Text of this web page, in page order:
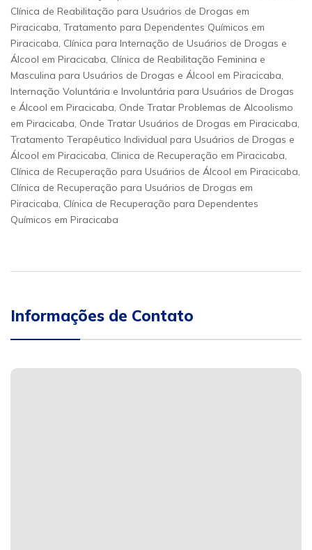
Clínica de Reabilitação para Usuários de Drogas em
Piracicaba, Tratamento para Dependentes Químicos em
Piracicaba, Clínica para Internação de Usuários de Drogas e
Álcool em Piracicaba, Clínica de Reabilitação Feminina e
Masculina para Usuários de Drogas e Álcool em Piracicaba,
Internação Voluntária e Involuntária para Usuários de Drogas
e Álcool em Piracicaba, Onde Tratar Problemas de Alcoolismo
em Piracicaba, Onde Tratar Usuários de Drogas em Piracicaba,
Tratamento Terapêutico Individual para Usuários de Drogas e
Álcool em Piracicaba, Clinica de Recuperação em Piracicaba,
Clínica de Recuperação para Usuários de Álcool em Piracicaba,
Clínica de Recuperação para Usuários de Drogas em
Piracicaba, Clínica de Recuperação para Dependentes
Químicos em Piracicaba
Informações de Contato